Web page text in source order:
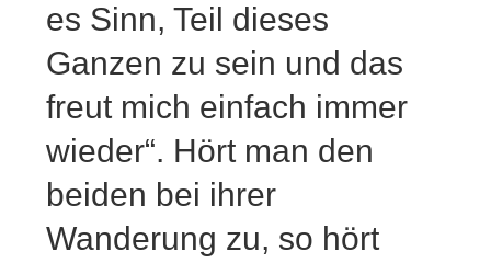
es Sinn, Teil dieses
Ganzen zu sein und das
freut mich einfach immer
wieder“. Hört man den
beiden bei ihrer
Wanderung zu, so hört